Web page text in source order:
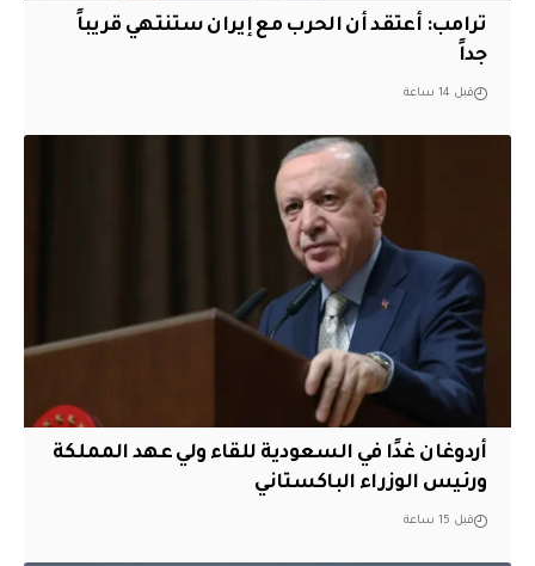
‏ترامب: أعتقد أن الحرب مع إيران ستنتهي قريباً
جداً
قبل 14 ساعة
أردوغان غدًا في السعودية للقاء ولي عهد المملكة
ورئيس الوزراء الباكستاني
قبل 15 ساعة